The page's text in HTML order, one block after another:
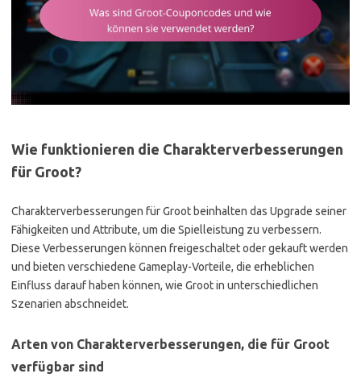
Wie funktionieren die Charakterverbesserungen
für Groot?
Charakterverbesserungen für Groot beinhalten das Upgrade seiner
Fähigkeiten und Attribute, um die Spielleistung zu verbessern.
Diese Verbesserungen können freigeschaltet oder gekauft werden
und bieten verschiedene Gameplay-Vorteile, die erheblichen
Einfluss darauf haben können, wie Groot in unterschiedlichen
Szenarien abschneidet.
Arten von Charakterverbesserungen, die für Groot
verfügbar sind